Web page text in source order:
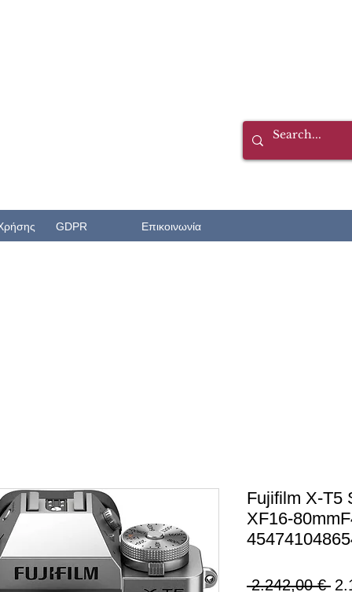
GDPR Επικοινωνία
Fujifilm X-T5
XF16-
2.242,00 €